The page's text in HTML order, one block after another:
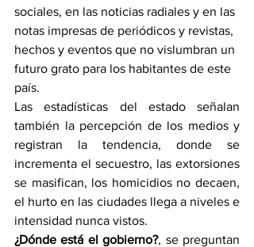
sociales, en las noticias radiales y en las
notas impresas de periódicos y revistas,
hechos y eventos que no vislumbran un
futuro grato para los habitantes de este
país.
Las estadísticas del estado señalan
también la percepción de los medios y
registran la tendencia, donde se
incrementa el secuestro, las extorsiones
se masifican, los homicidios no decaen,
el hurto en las ciudades llega a niveles e
intensidad nunca vistos.
¿Dónde está el gobierno?, se preguntan